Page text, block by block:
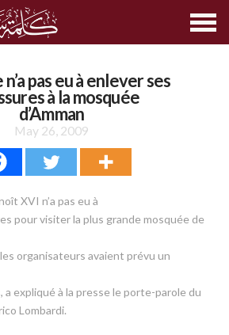
pas eu à enlever ses
à la mosquée
d’Amman
May 26, 2009
XVI n’a pas eu à
pour visiter la plus grande mosquée de
organisateurs avaient prévu un
expliqué à la presse le porte-parole du
Lombardi.